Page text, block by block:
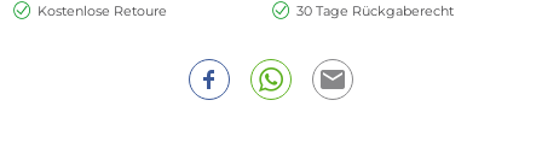
Kostenlose Retoure
30 Tage Rückgaberecht